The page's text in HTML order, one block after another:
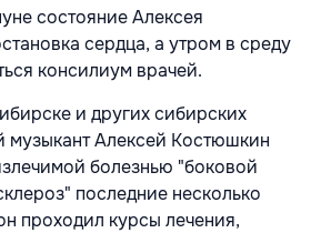
состояние Алексея
сердца, а утром в среду
консилиум врачей.
и других сибирских
музыкант Алексей Костюшкин
болезнью "боковой
последние несколько
проходил курсы лечения,